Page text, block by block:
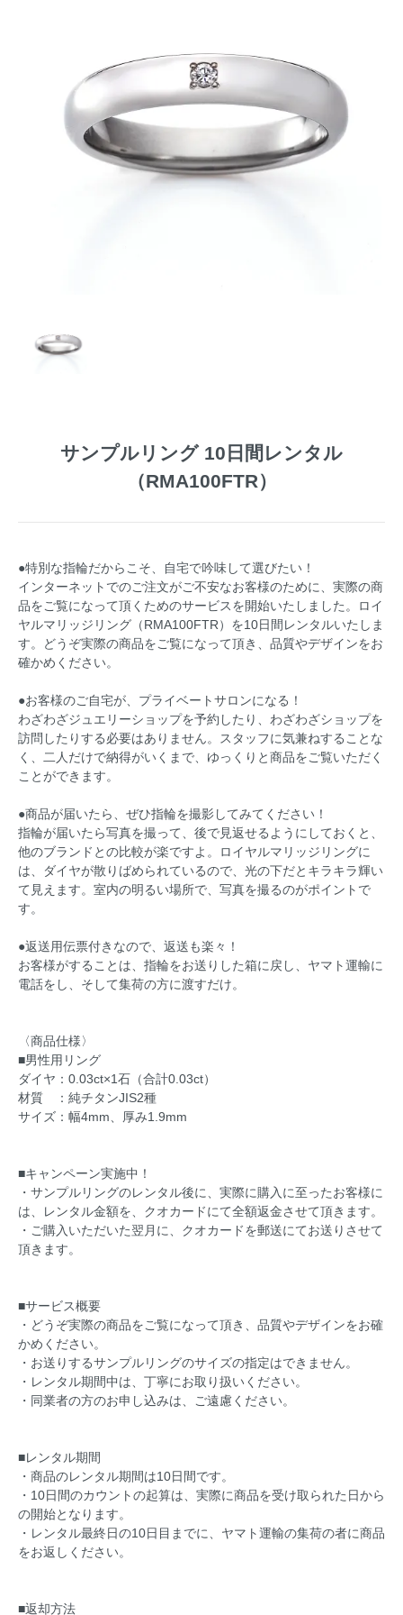
サンプルリング 10日間レンタル
（RMA100FTR）
●特別な指輪だからこそ、自宅で吟味して選びたい！
インターネットでのご注文がご不安なお客様のために、実際の商
品をご覧になって頂くためのサービスを開始いたしました。ロイ
ヤルマリッジリング（RMA100FTR）を10日間レンタルいたしま
す。どうぞ実際の商品をご覧になって頂き、品質やデザインをお
確かめください。
●お客様のご自宅が、プライベートサロンになる！
わざわざジュエリーショップを予約したり、わざわざショップを
訪問したりする必要はありません。スタッフに気兼ねすることな
く、二人だけで納得がいくまで、ゆっくりと商品をご覧いただく
ことができます。
●商品が届いたら、ぜひ指輪を撮影してみてください！
指輪が届いたら写真を撮って、後で見返せるようにしておくと、
他のブランドとの比較が楽ですよ。ロイヤルマリッジリングに
は、ダイヤが散りばめられているので、光の下だとキラキラ輝い
て見えます。室内の明るい場所で、写真を撮るのがポイントで
す。
●返送用伝票付きなので、返送も楽々！
お客様がすることは、指輪をお送りした箱に戻し、ヤマト運輸に
電話をし、そして集荷の方に渡すだけ。
〈商品仕様〉
■男性用リング
ダイヤ：0.03ct×1石（合計0.03ct）
材質 ：純チタンJIS2種
サイズ：幅4mm、厚み1.9mm
■キャンペーン実施中！
・サンプルリングのレンタル後に、実際に購入に至ったお客様に
は、レンタル金額を、クオカードにて全額返金させて頂きます。
・ご購入いただいた翌月に、クオカードを郵送にてお送りさせて
頂きます。
■サービス概要
・どうぞ実際の商品をご覧になって頂き、品質やデザインをお確
かめください。
・お送りするサンプルリングのサイズの指定はできません。
・レンタル期間中は、丁寧にお取り扱いください。
・同業者の方のお申し込みは、ご遠慮ください。
■レンタル期間
・商品のレンタル期間は10日間です。
・10日間のカウントの起算は、実際に商品を受け取られた日から
の開始となります。
・レンタル最終日の10日目までに、ヤマト運輸の集荷の者に商品
をお返しください。
■返却方法